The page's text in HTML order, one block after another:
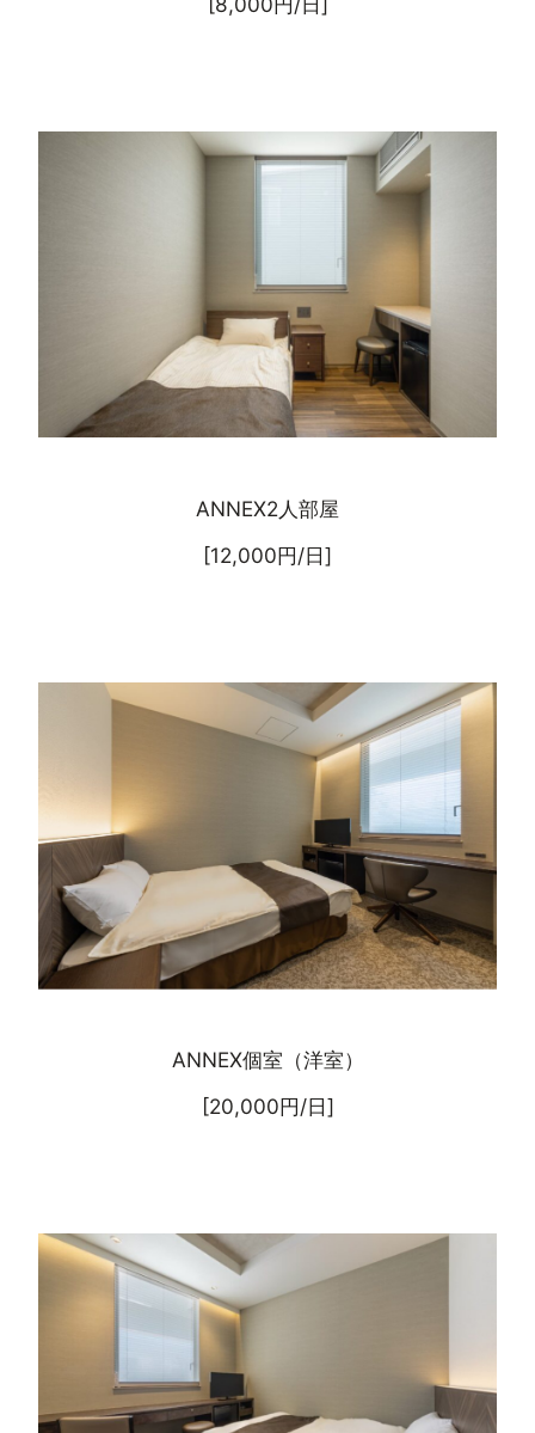
ANNEX2人部屋
[12,000円/日]
ANNEX個室（洋室）
[20,000円/日]